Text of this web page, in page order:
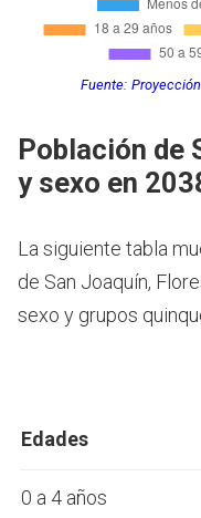
Fuente:
Población de
y sexo en
La siguiente tabla
de San Joaquín,
sexo y grupos
Edades
0 a 4 años